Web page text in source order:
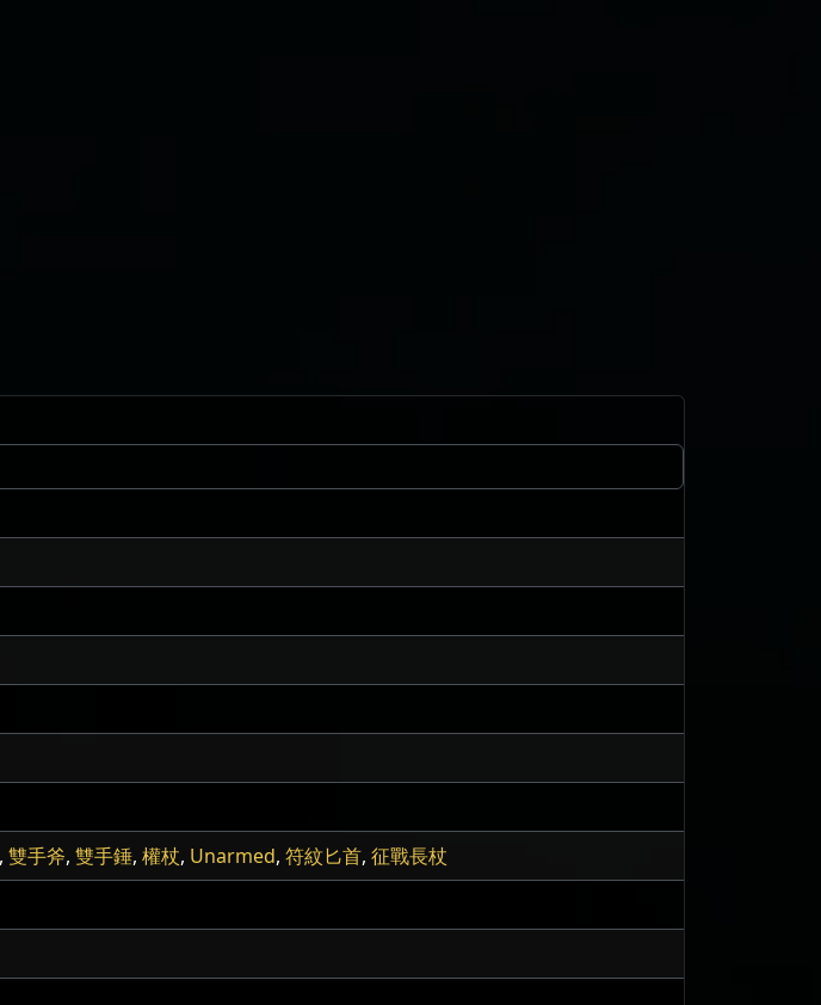
, 雙手斧, 雙手錘, 權杖, Unarmed, 符紋匕首, 征戰長杖